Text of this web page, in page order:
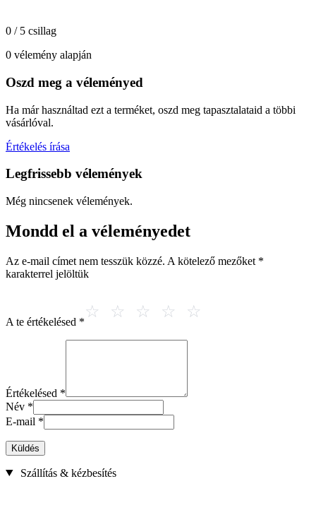
0 / 5 csillag
0 vélemény alapján
Oszd meg a véleményed
Ha már használtad ezt a terméket, oszd meg tapasztalataid a többi
vásárlóval.
Értékelés írása
Legfrissebb vélemények
Még nincsenek vélemények.
Mondd el a véleményedet
Az e-mail címet nem tesszük közzé. A kötelező mezőket *
karakterrel jelöltük
A te értékelésed *
Értékelésed *
Név *
E-mail *
Küldés
Szállítás & kézbesítés